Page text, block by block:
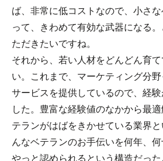
ば、非常に低コストなので、小さ
って、きわめて有効な武器になる
ただきたいですね。
それから、若い人材をどんどん育
い。これまで、マーケティング分
サービスを提供しているので、経
した。豊富な経験値のなかから最
テランがはばをきかせている業界
んなベテランのお手伝いを何年、何
やっと認められるという構造だった